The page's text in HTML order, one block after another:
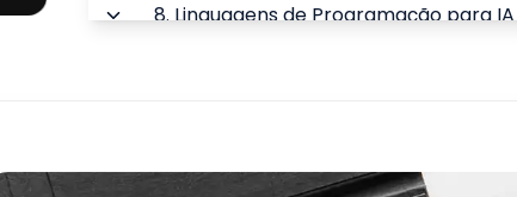
8.Linguagens de Programação para IA